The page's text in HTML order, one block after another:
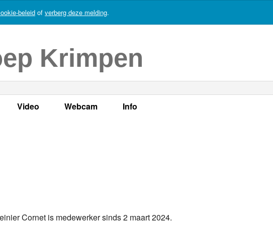
beleid of verberg deze melding.
Krimpen
Video Webcam Info
Vacatures
Cornet is medewerker sinds 2 maart 2024.